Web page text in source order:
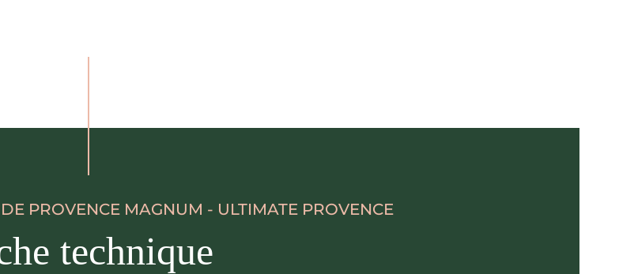
PROVENCE MAGNUM - ULTIMATE PROVENCE
technique